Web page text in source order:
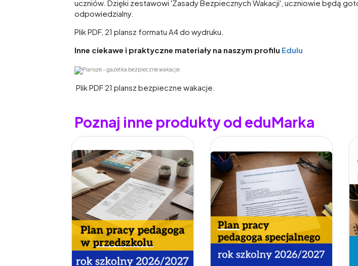
uczniów. Dzięki zestawowi 'Zasady Bezpiecznych Wakacji', uczniowie będą
odpowiedzialny.
Plik PDF, 21 plansz formatu A4 do wydruku.
Inne ciekawe i praktyczne materiały na naszym profilu Edulu
Plik PDF 21 plansz bezpieczne wakacje.
Poznaj inne produkty od eduMarka